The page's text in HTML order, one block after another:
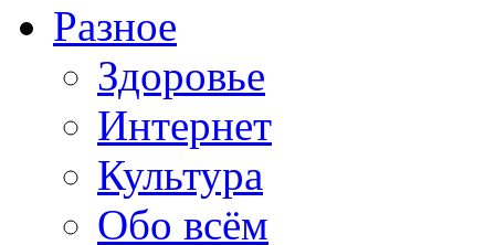
Разное
Здоровье
Интернет
Культура
Обо всём